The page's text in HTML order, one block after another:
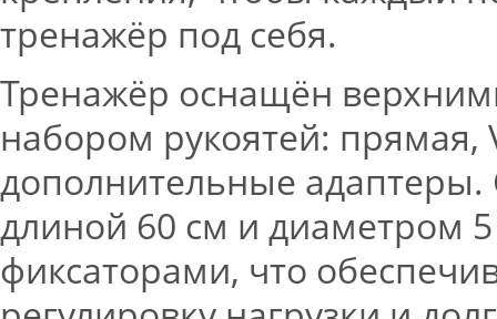
тренажёр под себя.
Тренажёр оснащён
набором рукоятей: прямая,
дополнительные адаптеры.
длиной 60 см и диаметром
фиксаторами, что